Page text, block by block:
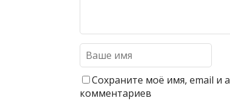
Сохраните моё имя, email и
комментариев